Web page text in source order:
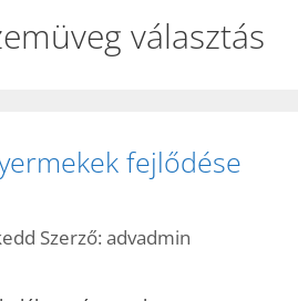
választás
fejlődése
Szerző: advadmin